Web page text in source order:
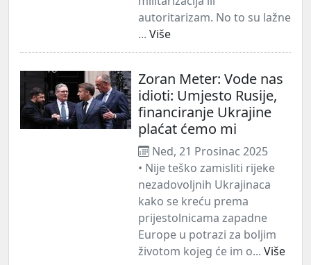
autoritarizam. No to su lažne
... Više
Zoran Meter: Vode nas
idioti: Umjesto Rusije,
financiranje Ukrajine
plaćat ćemo mi
Ned, 21 Prosinac 2025
• Nije teško zamisliti rijeke
nezadovoljnih Ukrajinaca
kako se kreću prema
prijestolnicama zapadne
Europe u potrazi za boljim
životom kojeg će im o... Više